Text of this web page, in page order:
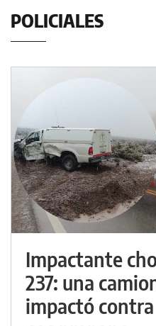
POLICIALES
Impactante
237: una
impactó